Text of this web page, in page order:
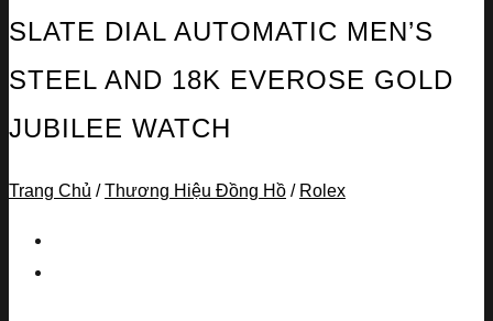
SLATE DIAL AUTOMATIC MEN’S
STEEL AND 18K EVEROSE GOLD
JUBILEE WATCH
Trang Chủ / Thương Hiệu Đồng Hồ / Rolex